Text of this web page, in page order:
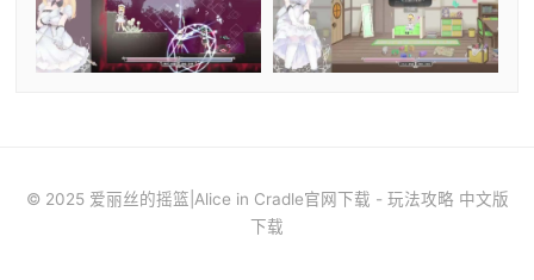
© 2025 爱丽丝的摇篮|Alice in Cradle官网下载 - 玩法攻略 中文版
下载